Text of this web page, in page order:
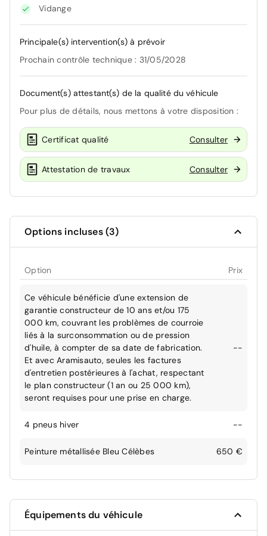
Vidange
Principale(s) intervention(s) à prévoir
Prochain contrôle technique : 31/05/2028
Document(s) attestant(s) de la qualité du véhicule
Pour plus de détails, nous mettons à votre disposition :
Certificat qualité Consulter
Attestation de travaux Consulter
Options incluses (3)
Option Prix
Ce véhicule bénéficie d'une extension de
garantie constructeur de 10 ans et/ou 175
000 km, couvrant les problèmes de courroie
liés à la surconsommation ou de pression
d'huile, à compter de sa date de fabrication.
Et avec Aramisauto, seules les factures
d'entretien postérieures à l'achat, respectant
le plan constructeur (1 an ou 25 000 km),
seront requises pour une prise en charge.
--
4 pneus hiver --
Peinture métallisée Bleu Célèbes 650 €
Équipements du véhicule